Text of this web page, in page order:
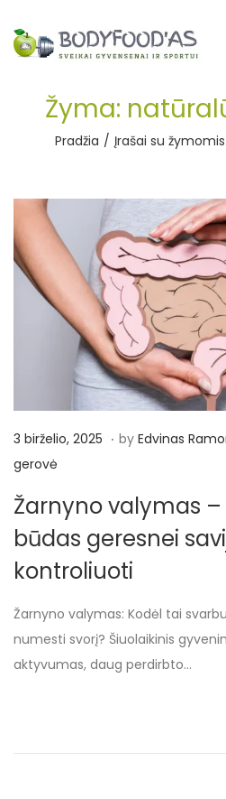
Žyma:
Pradžia / Įrašai su
P
o
t
e
d
n
3 birželio, 2025 3
r
ž
e
i
o
,
. by Edvinas
gerovė
Žarnyno valymas
būdas geresnei
kontroliuoti
Žarnyno valymas: Kodėl tai
numesti svorį? Šiuolaikinis
aktyvumas, daug perdirbto…